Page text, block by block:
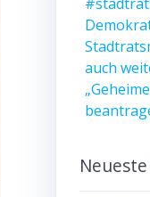
auch